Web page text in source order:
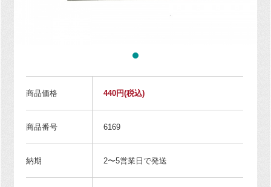
商品価格 440円(税込)
商品番号 6169
納期 2〜5営業日で発送